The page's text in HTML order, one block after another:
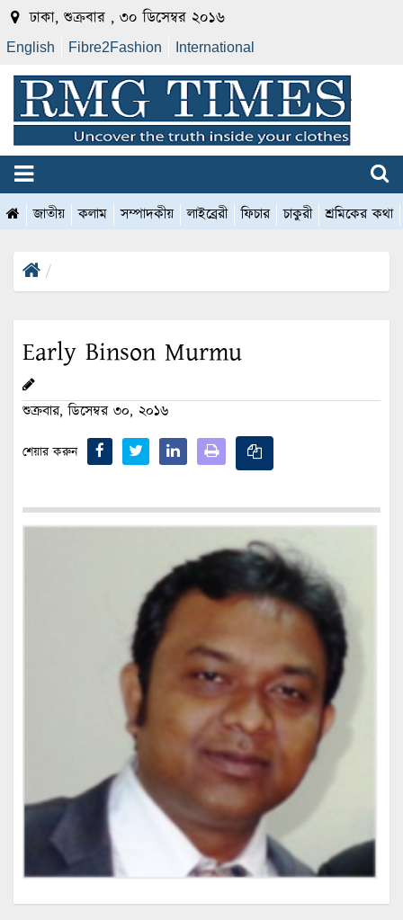
ঢাকা, শুক্রবার , ৩০ ডিসেম্বর ২০১৬
English Fibre2Fashion International
জাতীয় কলাম সম্পাদকীয় লাইব্রেরী ফিচার চাকুরী শ্রমিকের কথা
Early Binson Murmu
শুক্রবার, ডিসেম্বর ৩০, ২০১৬
শেয়ার করুন